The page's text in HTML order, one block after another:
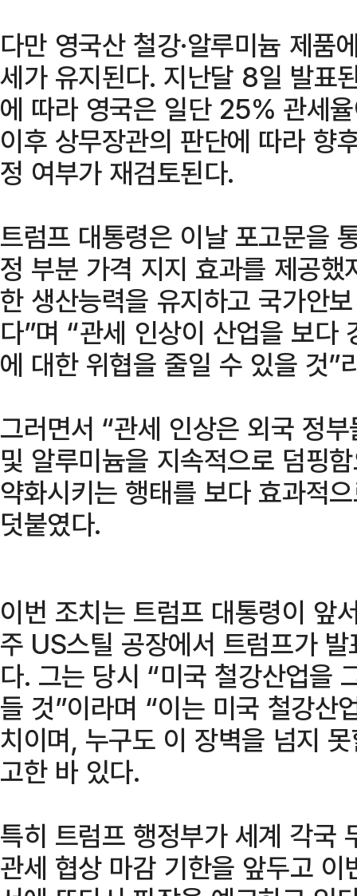
다만 영국산 철강·알루미늄 제
세가 유지된다. 지난달 8일 발표
에 따라 영국은 일단 25% 관세
이후 상무장관의 판단에 따라 향
정 여부가 재검토된다.
트럼프 대통령은 이날 포고문을
정 부분 가격 지지 효과를 제공
한 생산능력을 유지하고 국가안
다”며 “관세 인상이 산업을 보다
에 대한 위협을 줄일 수 있을 것”
그러면서 “관세 인상은 외국 정
및 알루미늄을 지속적으로 덤핑
약화시키는 행태를 보다 효과적
덧붙였다.
이번 조치는 트럼프 대통령이 앞
주 US스틸 공장에서 트럼프가
다. 그는 당시 “미국 철강산업을
들 것”이라며 “이는 미국 철강산
치이며, 누구도 이 장벽을 넘지
고한 바 있다.
특히 트럼프 행정부가 세계 각국
관세 협상 마감 기한을 앞두고